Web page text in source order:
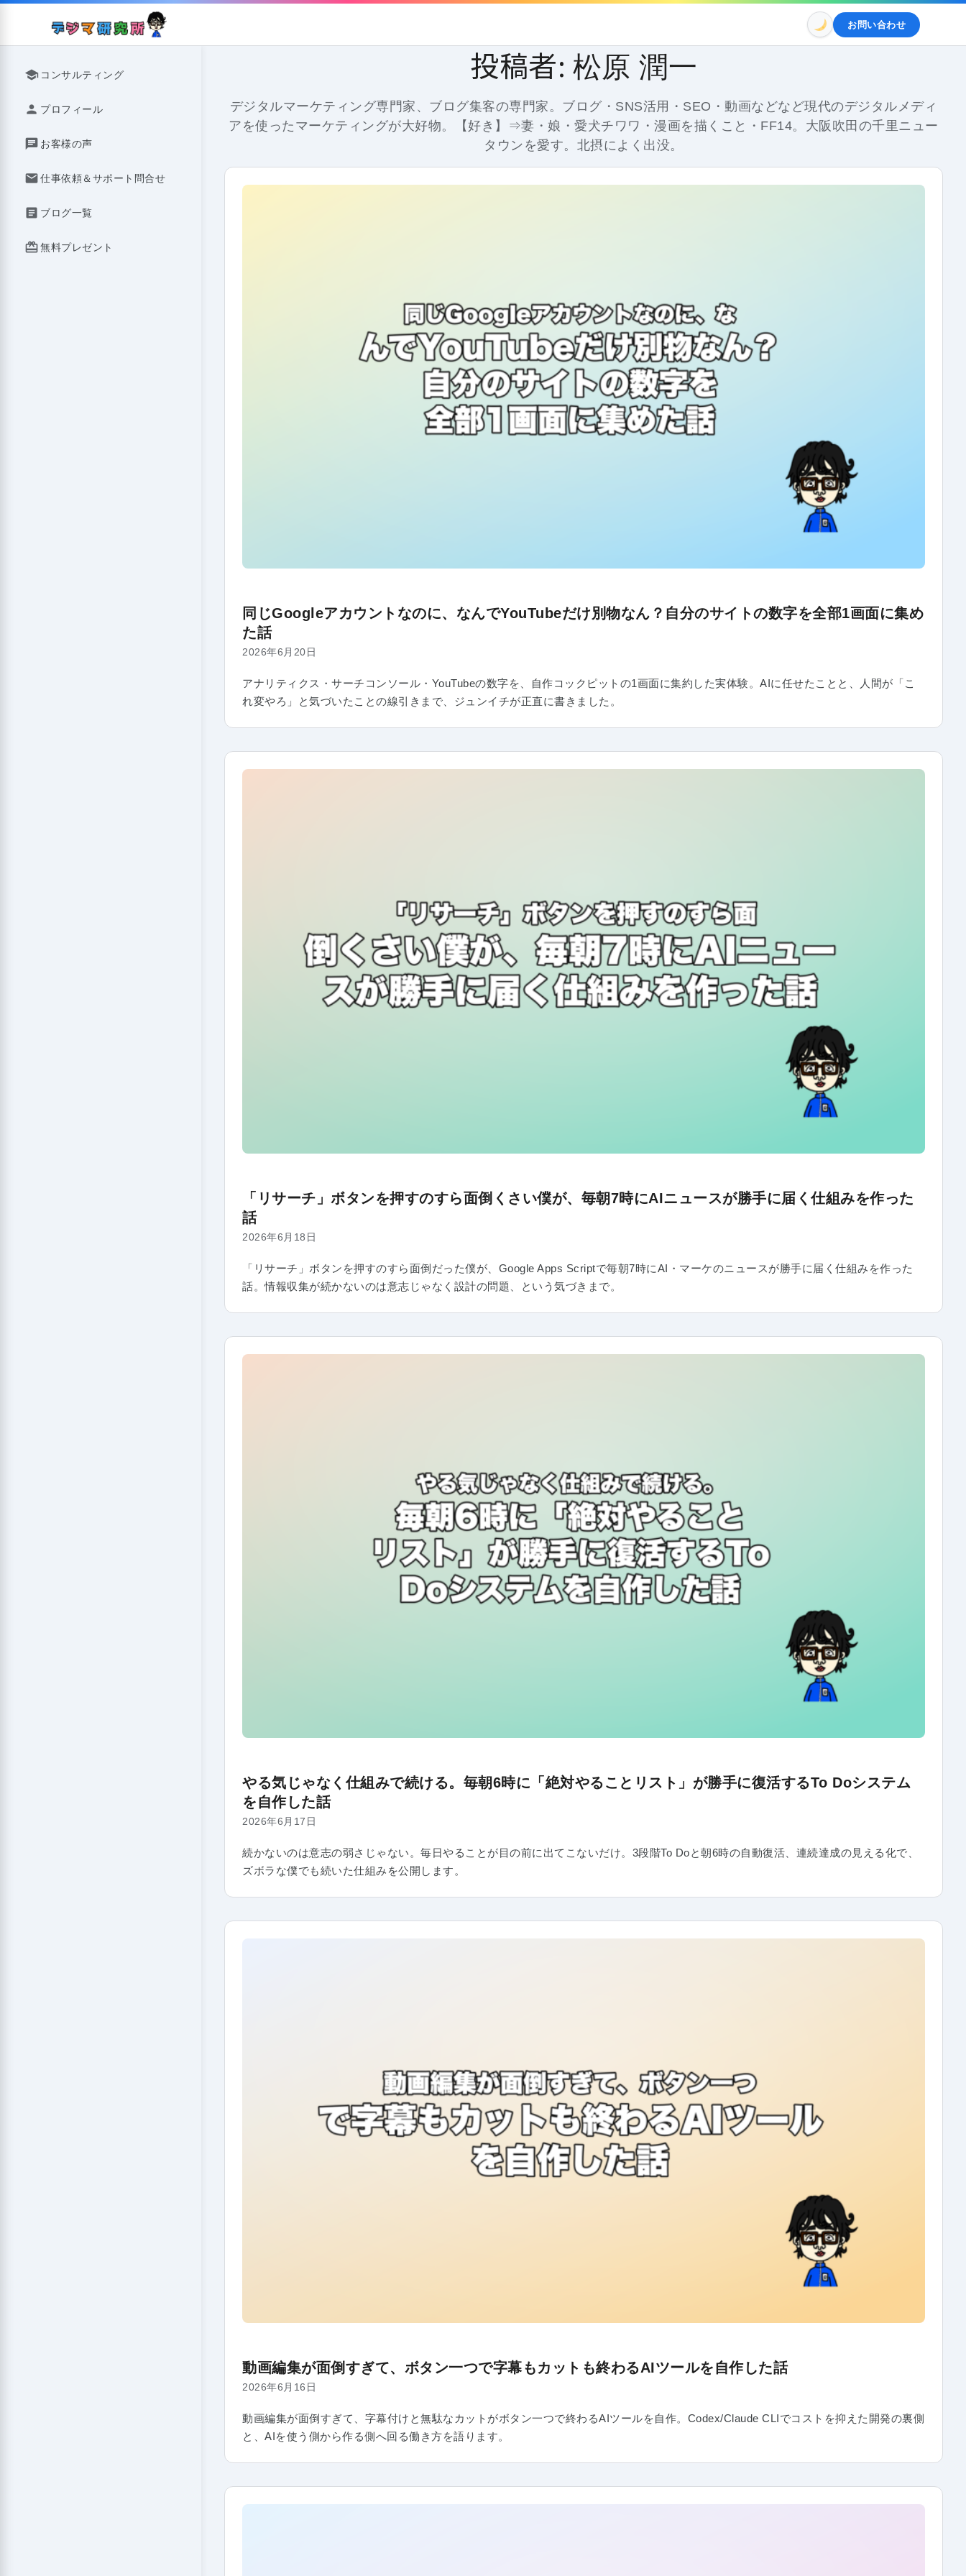
Skip
お問い合わせ
school コンサルティング
person プロフィール
chat お客様の声
mail仕事依頼＆サポート問合せ
article ブログ一覧
redeem無料プレゼント
投稿者: 松原 潤一
デジタルマーケティング専門家、ブログ集客の専門家。ブログ・SNS活用・SEO・動画などなど現代のデジタルメディ
アを使ったマーケティングが大好物。【好き】⇒妻・娘・愛犬チワワ・漫画を描くこと・FF14。大阪吹田の千里ニュー
タウンを愛す。北摂によく出没。
同じGoogleアカウントなのに、なんでYouTubeだけ別物なん？自分のサイトの数字を全部1画面に集め
た話
2026年6月20日
アナリティクス・サーチコンソール・YouTubeの数字を、自作コックピットの1画面に集約した実体験。AIに任せたことと、人間が「こ
れ変やろ」と気づいたことの線引きまで、ジュンイチが正直に書きました。
「リサーチ」ボタンを押すのすら面倒くさい僕が、毎朝7時にAIニュースが勝手に届く仕組みを作った
話
2026年6月18日
「リサーチ」ボタンを押すのすら面倒だった僕が、Google Apps Scriptで毎朝7時にAI・マーケのニュースが勝手に届く仕組みを作った
話。情報収集が続かないのは意志じゃなく設計の問題、という気づきまで。
やる気じゃなく仕組みで続ける。毎朝6時に「絶対やることリスト」が勝手に復活するTo Doシステム
を自作した話
2026年6月17日
続かないのは意志の弱さじゃない。毎日やることが目の前に出てこないだけ。3段階To Doと朝6時の自動復活、連続達成の見える化で、
ズボラな僕でも続いた仕組みを公開します。
動画編集が面倒すぎて、ボタン一つで字幕もカットも終わるAIツールを自作した話
2026年6月16日
動画編集が面倒すぎて、字幕付けと無駄なカットがボタン一つで終わるAIツールを自作。Codex/Claude CLIでコストを抑えた開発の裏側
と、AIを使う側から作る側へ回る働き方を語ります。